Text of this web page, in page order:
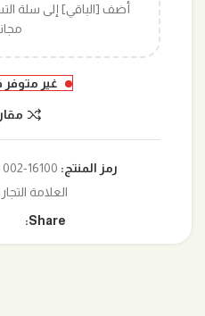
أضف [الباقي] إلى سلة
غير
رمز المنتج: 16100-002
العلامة
Share: